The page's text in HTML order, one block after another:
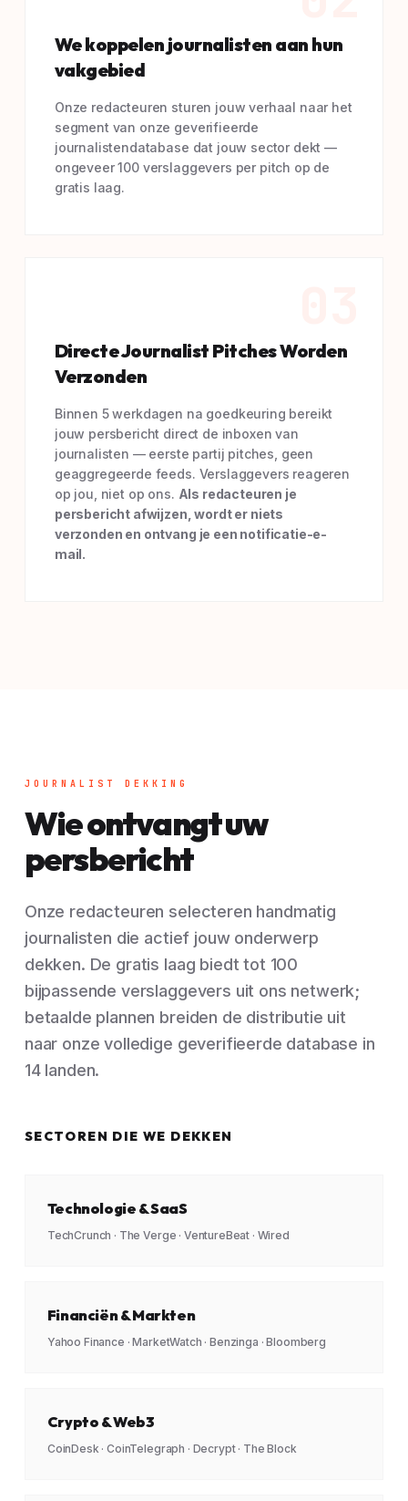
We koppelen journalisten aan hun
vakgebied
Onze redacteuren sturen jouw verhaal naar het
segment van onze geverifieerde
journalistendatabase dat jouw sector dekt —
ongeveer 100 verslaggevers per pitch op de
gratis laag.
Directe Journalist Pitches Worden
Verzonden
Binnen 5 werkdagen na goedkeuring bereikt
jouw persbericht direct de inboxen van
journalisten — eerste partij pitches, geen
geaggregeerde feeds. Verslaggevers reageren
op jou, niet op ons. Als redacteuren je
persbericht afwijzen, wordt er niets
verzonden en ontvang je een notificatie-e-
mail.
JOURNALIST DEKKING
Wie ontvangt uw
persbericht
Onze redacteuren selecteren handmatig
journalisten die actief jouw onderwerp
dekken. De gratis laag biedt tot 100
bijpassende verslaggevers uit ons netwerk;
betaalde plannen breiden de distributie uit
naar onze volledige geverifieerde database in
14 landen.
SECTOREN DIE WE DEKKEN
Technologie & SaaS
TechCrunch · The Verge · VentureBeat · Wired
Financiën & Markten
Yahoo Finance · MarketWatch · Benzinga · Bloomberg
Crypto & Web3
CoinDesk · CoinTelegraph · Decrypt · The Block